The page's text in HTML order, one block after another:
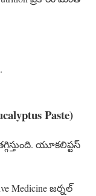
Paste)
యూకలిప్టస్
Medicine జర్నల్